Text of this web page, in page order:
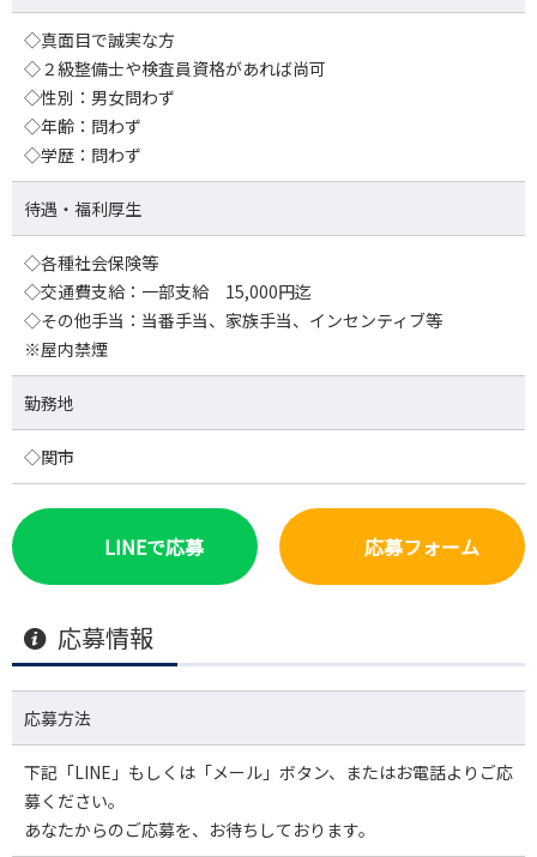
◇真面目で誠実な方
◇２級整備士や検査員資格があれば尚可
◇性別：男女問わず
◇年齢：問わず
◇学歴：問わず
待遇・福利厚生
◇各種社会保険等
◇交通費支給：一部支給 15,000円迄
◇その他手当：当番手当、家族手当、インセンティブ等
※屋内禁煙
勤務地
◇関市
LINEで応募 応募フォーム
応募情報
応募方法
下記「LINE」もしくは「メール」ボタン、またはお電話よりご応
募ください。
あなたからのご応募を、お待ちしております。